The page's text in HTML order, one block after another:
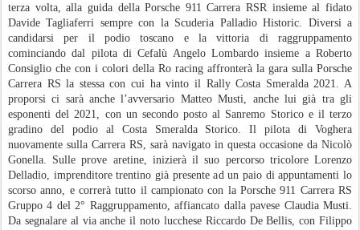
terza volta, alla guida della Porsche 911 Carrera RSR insieme al fidato
Davide Tagliaferri sempre con la Scuderia Palladio Historic. Diversi a
candidarsi per il podio toscano e la vittoria di raggruppamento
cominciando dal pilota di Cefalù Angelo Lombardo insieme a Roberto
Consiglio che con i colori della Ro racing affronterà la gara sulla Porsche
Carrera RS la stessa con cui ha vinto il Rally Costa Smeralda 2021. A
proporsi ci sarà anche l’avversario Matteo Musti, anche lui già tra gli
esponenti del 2021, con un secondo posto al Sanremo Storico e il terzo
gradino del podio al Costa Smeralda Storico. Il pilota di Voghera
nuovamente sulla Carrera RS, sarà navigato in questa occasione da Nicolò
Gonella. Sulle prove aretine, inizierà il suo percorso tricolore Lorenzo
Delladio, imprenditore trentino già presente ad un paio di appuntamenti lo
scorso anno, e correrà tutto il campionato con la Porsche 911 Carrera RS
Gruppo 4 del 2° Raggruppamento, affiancato dalla pavese Claudia Musti.
Da segnalare al via anche il noto lucchese Riccardo De Bellis, con Filippo